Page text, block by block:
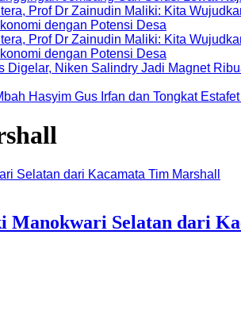
dengan Potensi Desa
dengan Potensi Desa
Gus Irfan dan Tongkat
Manokwari Selatan dari